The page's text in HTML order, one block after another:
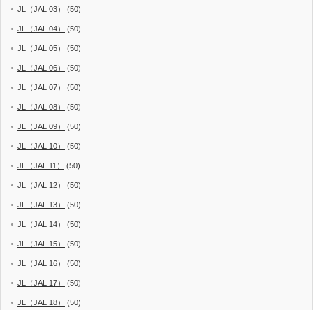
JL（JAL 03） (50)
JL（JAL 04） (50)
JL（JAL 05） (50)
JL（JAL 06） (50)
JL（JAL 07） (50)
JL（JAL 08） (50)
JL（JAL 09） (50)
JL（JAL 10） (50)
JL（JAL 11） (50)
JL（JAL 12） (50)
JL（JAL 13） (50)
JL（JAL 14） (50)
JL（JAL 15） (50)
JL（JAL 16） (50)
JL（JAL 17） (50)
JL（JAL 18） (50)